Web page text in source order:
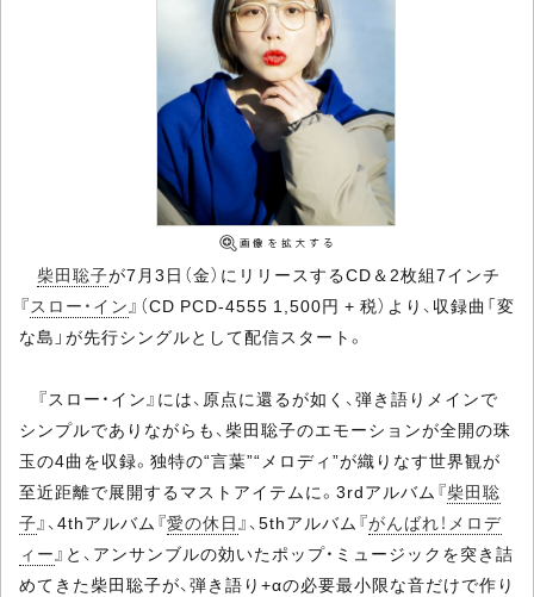
柴田聡子が7月3日（金）にリリースするCD＆2枚組7インチ
『スロー・イン』（CD PCD-4555 1,500円 + 税）より、収録曲「変
な島」が先行シングルとして配信スタート。
『スロー・イン』には、原点に還るが如く、弾き語りメインで
シンプルでありながらも、柴田聡子のエモーションが全開の珠
玉の4曲を収録。独特の“言葉”“メロディ”が織りなす世界観が
至近距離で展開するマストアイテムに。3rdアルバム『柴田聡
子』、4thアルバム『愛の休日』、5thアルバム『がんばれ！メロデ
ィー』と、アンサンブルの効いたポップ・ミュージックを突き詰
めてきた柴田聡子が、弾き語り+αの必要最小限な音だけで作り